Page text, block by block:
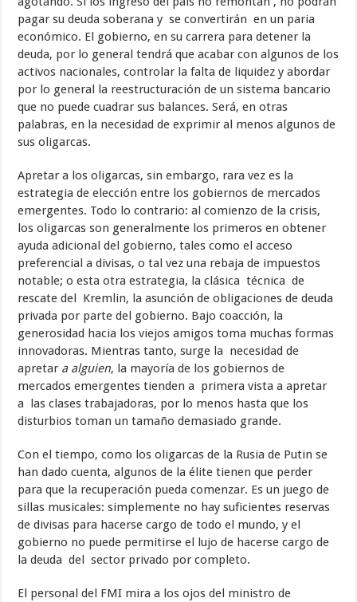
pagar su deuda soberana y se convertirán en un paria
económico. El gobierno, en su carrera para detener la
deuda, por lo general tendrá que acabar con algunos de los
activos nacionales, controlar la falta de liquidez y abordar
por lo general la reestructuración de un sistema bancario
que no puede cuadrar sus balances. Será, en otras
palabras, en la necesidad de exprimir al menos algunos de
sus oligarcas.
Apretar a los oligarcas, sin embargo, rara vez es la
estrategia de elección entre los gobiernos de mercados
emergentes. Todo lo contrario: al comienzo de la crisis,
los oligarcas son generalmente los primeros en obtener
ayuda adicional del gobierno, tales como el acceso
preferencial a divisas, o tal vez una rebaja de impuestos
notable; o esta otra estrategia, la clásica técnica de
rescate del Kremlin, la asunción de obligaciones de deuda
privada por parte del gobierno. Bajo coacción, la
generosidad hacia los viejos amigos toma muchas formas
innovadoras. Mientras tanto, surge la necesidad de
apretar a alguien, la mayoría de los gobiernos de
mercados emergentes tienden a primera vista a apretar
a las clases trabajadoras, por lo menos hasta que los
disturbios toman un tamaño demasiado grande.
Con el tiempo, como los oligarcas de la Rusia de Putin se
han dado cuenta, algunos de la élite tienen que perder
para que la recuperación pueda comenzar. Es un juego de
sillas musicales: simplemente no hay suficientes reservas
de divisas para hacerse cargo de todo el mundo, y el
gobierno no puede permitirse el lujo de hacerse cargo de
la deuda del sector privado por completo.
El personal del FMI mira a los ojos del ministro de